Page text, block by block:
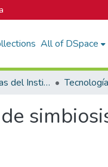
All of DSpace
Portal de Revistas del Instituto Tecnológico de Costa Rica